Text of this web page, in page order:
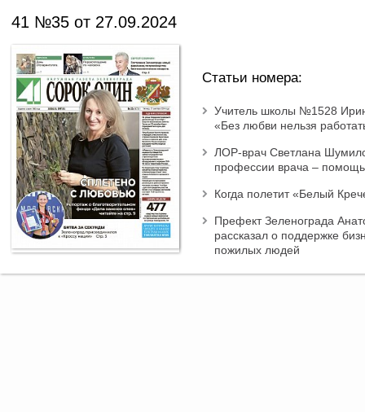
41 №35 от 27.09.2024
Статьи номера:
Учитель школы №1528
«Без любви нельзя
ЛОР-врач Светлана
профессии врача –
Когда полетит «Белый
Префект Зеленограда
рассказал о поддержке
пожилых людей